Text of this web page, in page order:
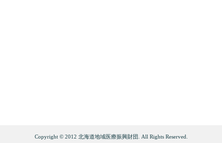
Copyright © 2012 北海道地域医療振興財団. All Rights Reserved.